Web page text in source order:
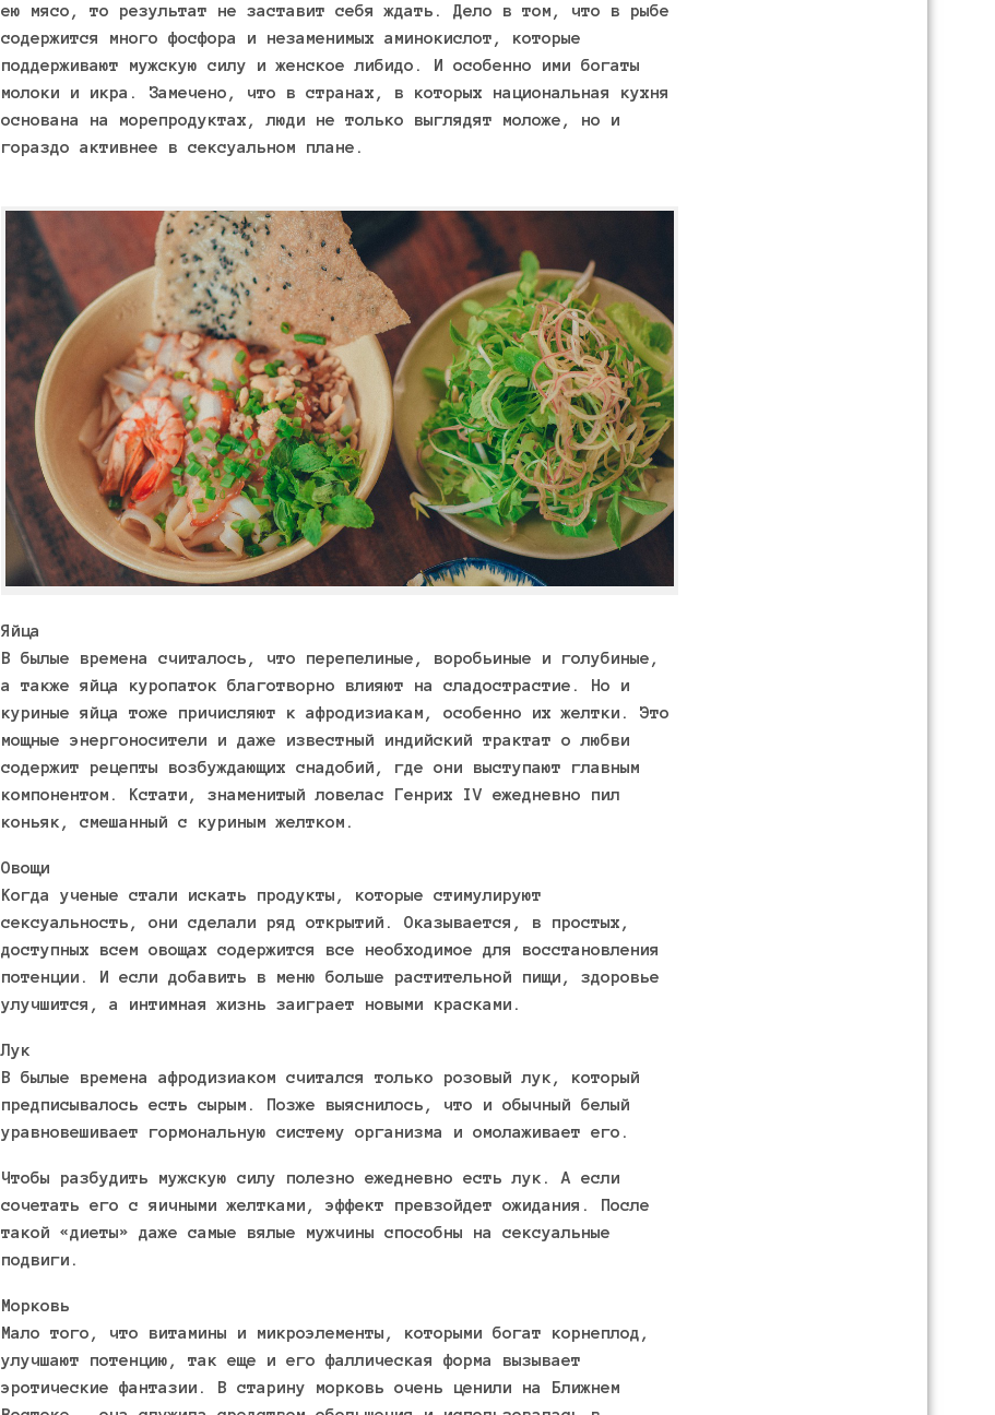
ею мясо, то результат не заставит себя ждать. Дело в том, что в рыбе
содержится много фосфора и незаменимых аминокислот, которые
поддерживают мужскую силу и женское либидо. И особенно ими богаты
молоки и икра. Замечено, что в странах, в которых национальная кухня
основана на морепродуктах, люди не только выглядят моложе, но и
гораздо активнее в сексуальном плане.
Яйца
В былые времена считалось, что перепелиные, воробьиные и голубиные,
а также яйца куропаток благотворно влияют на сладострастие. Но и
куриные яйца тоже причисляют к афродизиакам, особенно их желтки. Это
мощные энергоносители и даже известный индийский трактат о любви
содержит рецепты возбуждающих снадобий, где они выступают главным
компонентом. Кстати, знаменитый ловелас Генрих IV ежедневно пил
коньяк, смешанный с куриным желтком.
Овощи
Когда ученые стали искать продукты, которые стимулируют
сексуальность, они сделали ряд открытий. Оказывается, в простых,
доступных всем овощах содержится все необходимое для восстановления
потенции. И если добавить в меню больше растительной пищи, здоровье
улучшится, а интимная жизнь заиграет новыми красками.
Лук
В былые времена афродизиаком считался только розовый лук, который
предписывалось есть сырым. Позже выяснилось, что и обычный белый
уравновешивает гормональную систему организма и омолаживает его.
Чтобы разбудить мужскую силу полезно ежедневно есть лук. А если
сочетать его с яичными желтками, эффект превзойдет ожидания. После
такой «диеты» даже самые вялые мужчины способны на сексуальные
подвиги.
Морковь
Мало того, что витамины и микроэлементы, которыми богат корнеплод,
улучшают потенцию, так еще и его фаллическая форма вызывает
эротические фантазии. В старину морковь очень ценили на Ближнем